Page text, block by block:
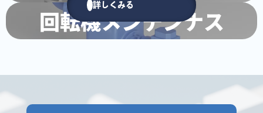
回転機メンテンナス
詳しくみる